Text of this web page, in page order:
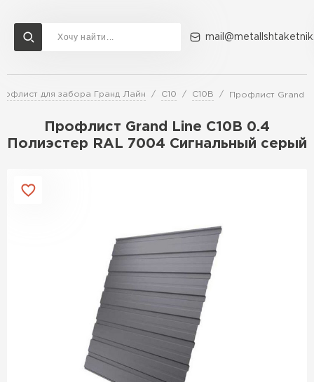
для забора Гранд Лайн С10 С10В Профлист Grand
Профлист Grand Line C10В 0.4
Полиэстер RAL 7004 Сигнальный серый
Доставка и оплата Акции О компании Контакты
Перейти в каталог